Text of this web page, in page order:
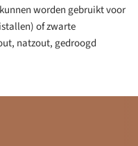
worden gebruikt voor
of zwarte
natzout, gedroogd